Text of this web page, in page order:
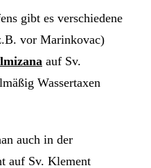
gibt es verschiedene
vor Marinkovac)
auf Sv.
Wassertaxen
auch in der
auf Sv. Klement